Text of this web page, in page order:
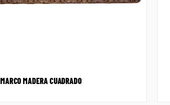
MARCO MADERA CUADRADO